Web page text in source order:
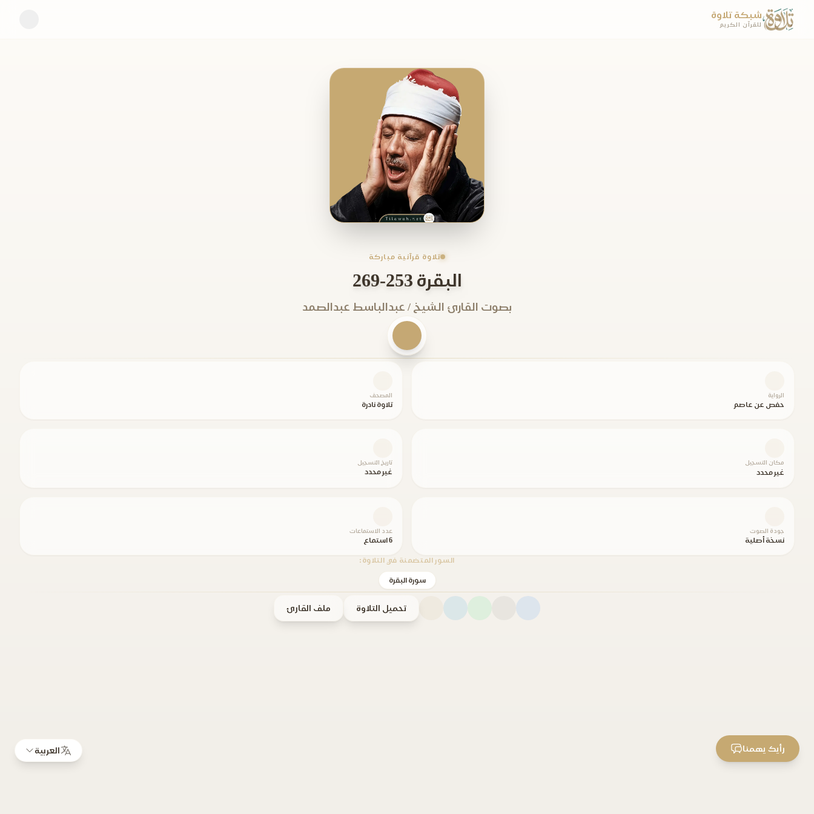
شبكة تلاوة
للقرآن الكريم
تلاوة قرآنية مباركة
البقرة 253-269
بصوت القارئ الشيخ / عبدالباسط عبدالصمد
الرواية
حفص عن عاصم
المصحف
تلاوة نادرة
مكان التسجيل
غير محدد
تاريخ التسجيل
غير محدد
جودة الصوت
نسخة أصلية
عدد الاستماعات
6 استماع
السور المتضمنة في التلاوة:
سورة البقرة
تحميل التلاوة ملف القارئ
العربية رأيك يهمنا